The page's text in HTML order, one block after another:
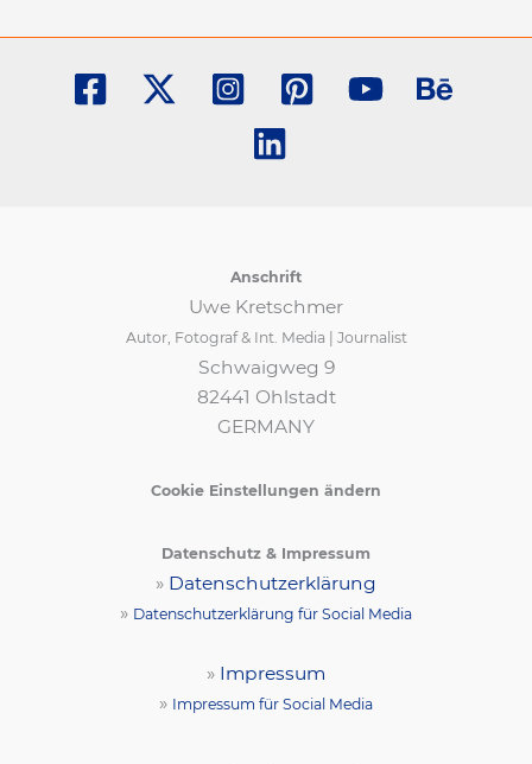
Anschrift
Uwe Kretschmer
Autor, Fotograf & Int. Media | Journalist
Schwaigweg 9
82441 Ohlstadt
GERMANY
Cookie Einstellungen ändern
Datenschutz & Impressum
» Datenschutzerklärung
» Datenschutzerklärung für Social Media
» Impressum
» Impressum für Social Media